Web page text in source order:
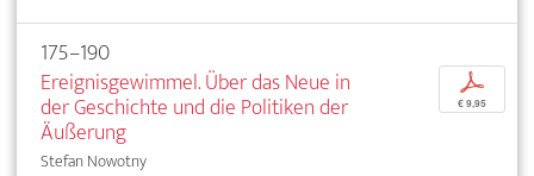
175–190
Ereignisgewimmel. Über das Neue in
der Geschichte und die Politiken der
Äußerung
Stefan Nowotny
p
€ 9,95